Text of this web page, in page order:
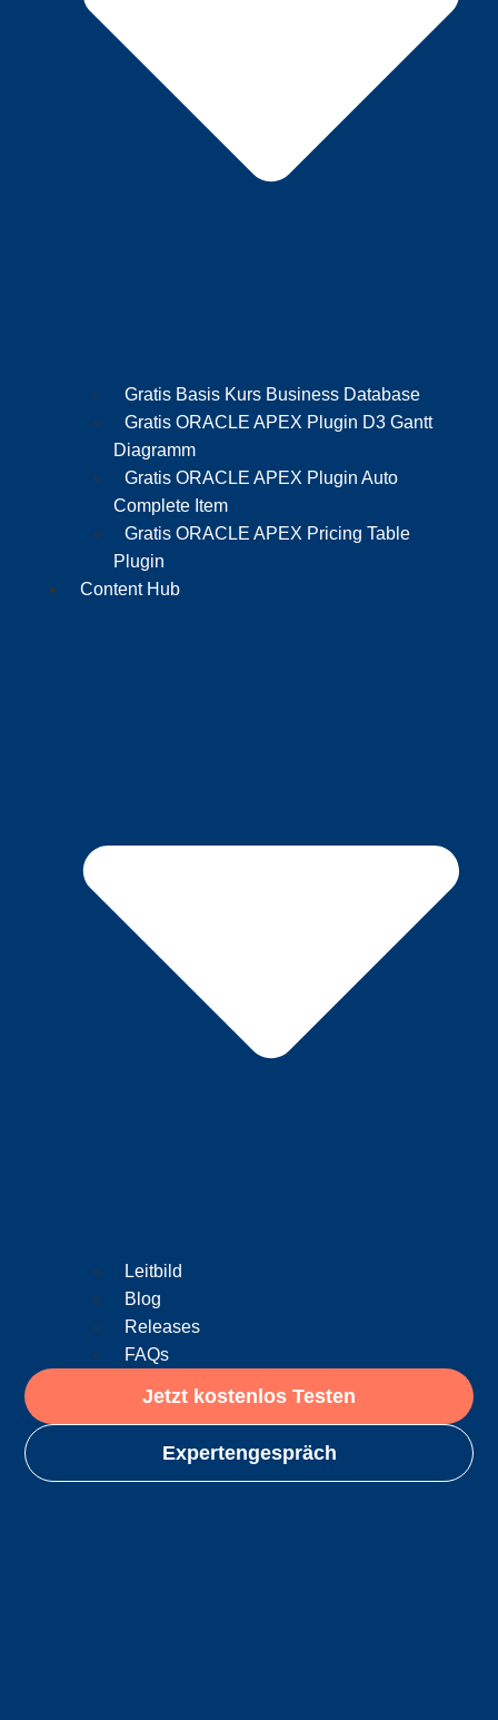
Gratis Basis Kurs Business Database
Gratis ORACLE APEX Plugin D3 Gantt
Diagramm
Gratis ORACLE APEX Plugin Auto
Complete Item
Gratis ORACLE APEX Pricing Table
Plugin
Content Hub
Leitbild
Blog
Releases
FAQs
Jetzt kostenlos Testen
Expertengespräch